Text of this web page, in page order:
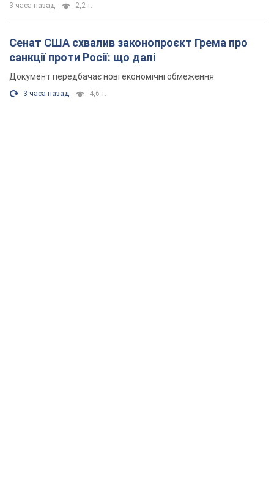
3 часа назад 2,2 т.
Сенат США схвалив законопроєкт Грема про
санкції проти Росії: що далі
Документ передбачає нові економічні обмеження
3 часа назад 4,6 т.